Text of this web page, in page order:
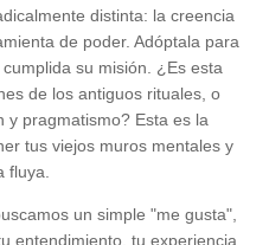
distinta: la creencia
de poder. Adóptala para
su misión. ¿Es esta
de los antiguos rituales, o
y pragmatismo? Esta es la
tus viejos muros mentales y
fluya.
un simple "me gusta",
entendimiento, tu experiencia